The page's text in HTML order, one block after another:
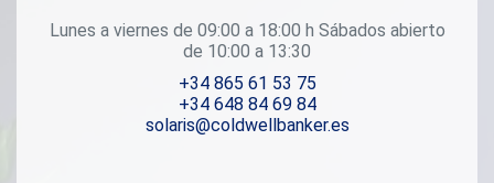
Lunes a viernes de 09:00 a 18:00 h Sábados abierto
de 10:00 a 13:30
+34 865 61 53 75
+34 648 84 69 84
solaris@coldwellbanker.es